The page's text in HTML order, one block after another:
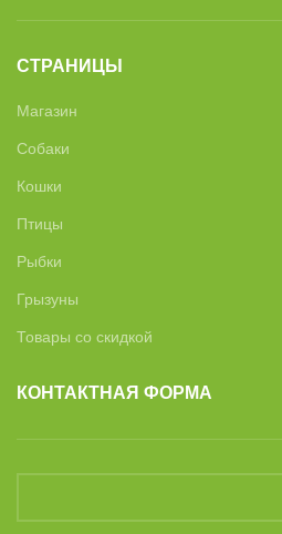
СТРАНИЦЫ
Магазин
Собаки
Кошки
Птицы
Рыбки
Грызуны
Товары со скидкой
КОНТАКТНАЯ ФОРМА